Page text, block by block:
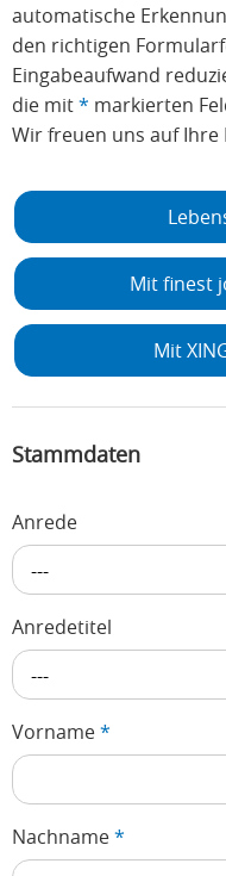
automatische
den richtigen
Eingabeaufwand
die mit* markierten
Wir freuen uns auf Ihre
Mit finest
Mit
Stammdaten
Anrede
---
Anredetitel
---
Vorname*
Nachname*